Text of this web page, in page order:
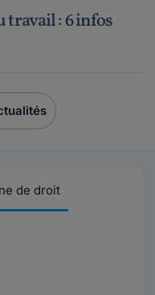
travail : 6 infos
de droit